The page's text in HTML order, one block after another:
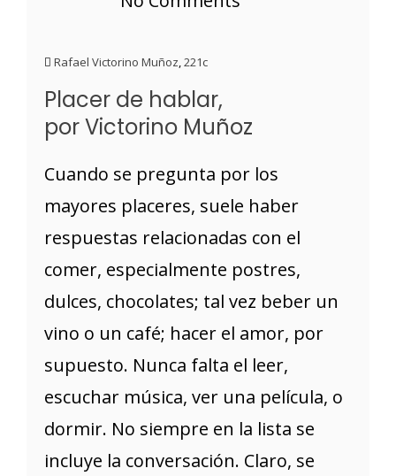
Rafael Victorino Muñoz,221c
Placer de hablar,
por Victorino Muñoz
Cuando se pregunta por los
mayores placeres, suele haber
respuestas relacionadas con el
comer, especialmente postres,
dulces, chocolates; tal vez beber un
vino o un café; hacer el amor, por
supuesto. Nunca falta el leer,
escuchar música, ver una película, o
dormir. No siempre en la lista se
incluye la conversación. Claro, se